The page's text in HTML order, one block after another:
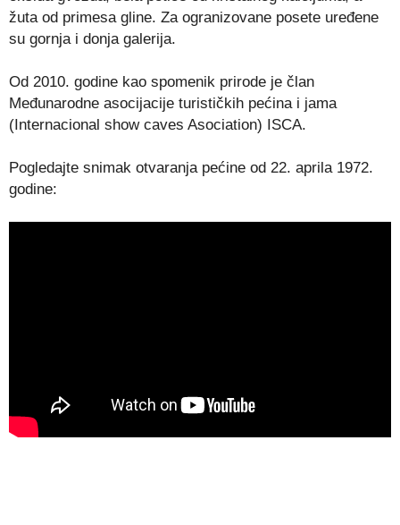
žuta od primesa gline. Za ogranizovane posete uređene
su gornja i donja galerija.
Od 2010. godine kao spomenik prirode je član
Međunarodne asocijacije turističkih pećina i jama
(Internacional show caves Asociation) ISCA.
Pogledajte snimak otvaranja pećine od 22. aprila 1972.
godine: